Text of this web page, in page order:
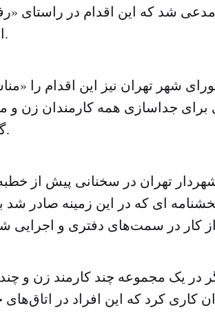
شد که این اقدام در راستای
انجام شده است.
شهر تهران نیز این اقدام را
جداسازی همه‌ کارمندان زن و
گرفته خواهد شد.
تهران در سخنانی پیش از
گذشته، بخشنامه ای که در این زمینه صادر
یک مجموعه چند کارمند زن و چند